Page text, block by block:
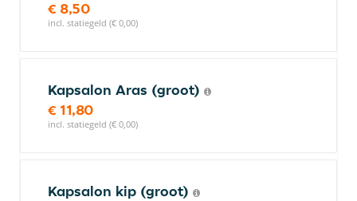
€ 8,50
incl. statiegeld (€ 0,00)
Kapsalon Aras (groot)
€ 11,80
incl. statiegeld (€ 0,00)
Kapsalon kip (groot)